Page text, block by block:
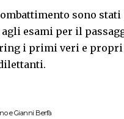
sono
esami per il
i primi veri e
e Gianni Berfà